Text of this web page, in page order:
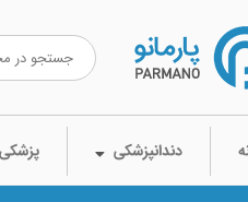
دندانپزشکی پزشکی